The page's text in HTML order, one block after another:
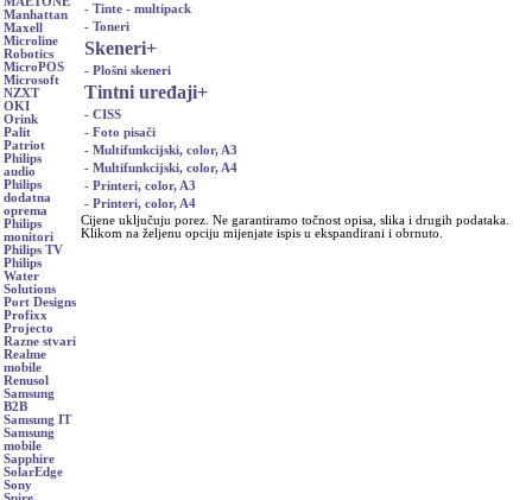
Manhattan
Maxell
Microline
Robotics
MicroPOS
Microsoft
NZXT
OKI
Orink
Palit
Patriot
Philips
audio
Philips
dodatna
oprema
Philips
monitori
Philips TV
Philips
Water
Solutions
Port Designs
Profixx
Projecto
Razne stvari
Realme
mobile
Renusol
Samsung
B2B
Samsung IT
Samsung
mobile
Sapphire
SolarEdge
Sony
- Tinte - multipack
- Toneri
Skeneri+
- Plošni skeneri
Tintni uređaji+
- CISS
- Foto pisači
- Multifunkcijski, color, A3
- Multifunkcijski, color, A4
- Printeri, color, A3
- Printeri, color, A4
Cijene uključuju porez. Ne garantiramo točnost opisa, slika i drugih podataka.
Klikom na željenu opciju mijenjate ispis u ekspandirani i obrnuto.